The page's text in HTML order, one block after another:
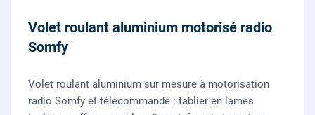
Volet roulant aluminium motorisé radio
Somfy
Volet roulant aluminium sur mesure à motorisation
radio Somfy et télécommande : tablier en lames